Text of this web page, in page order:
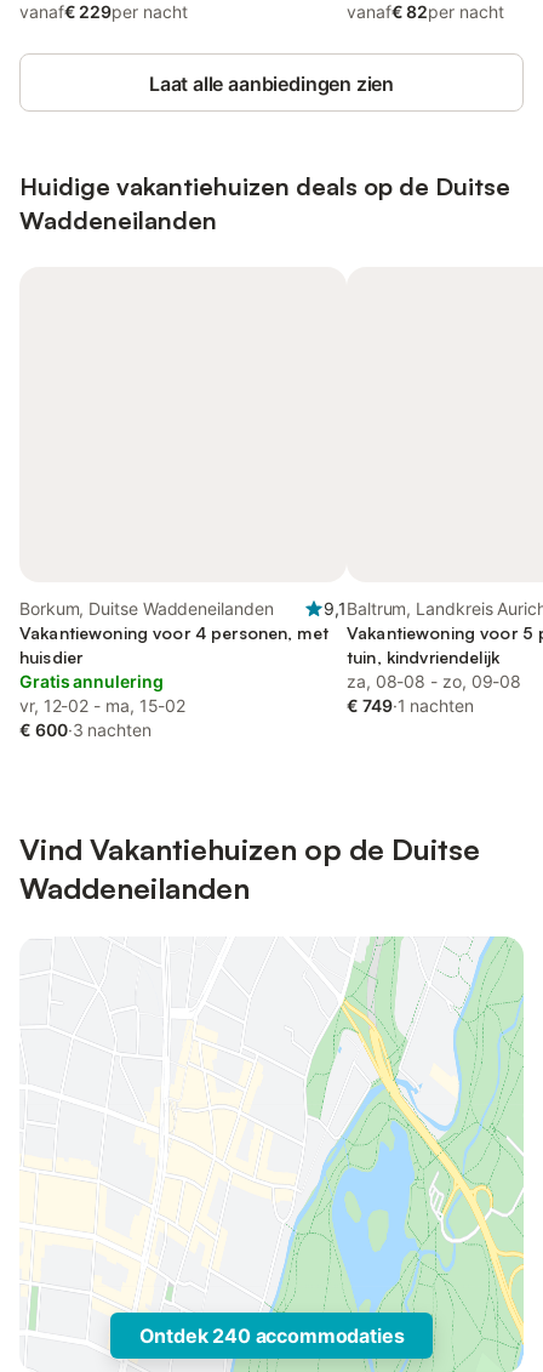
vanaf€ 229per nacht vanaf€ 82per nacht
Laat alle aanbiedingen zien
Huidige vakantiehuizen deals op de Duitse
Waddeneilanden
Borkum, Duitse Waddeneilanden
9,1
Vakantiewoning voor 4 personen, met
huisdier
Gratis annulering
vr, 12-02 - ma, 15-02
€ 600·3 nachten
Baltrum, Landkreis
Vakantiewoning voor 5
tuin, kindvriendelijk
za, 08-08 - zo, 09-08
€ 749·1 nachten
Vind Vakantiehuizen op de Duitse
Waddeneilanden
Ontdek 240 accommodaties